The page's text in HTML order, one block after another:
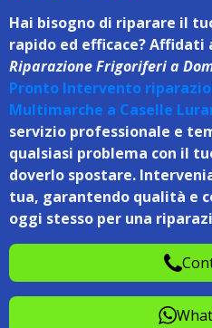
Hai bisogno di riparare il
rapido ed efficace? Affidati
Riparazione Frigoriferi a
Pronto Intervento
Multimarche a Caselle
servizio professionale e
qualsiasi problema con il
doverlo spostare.
tua, garantendo qualità e
oggi stesso per una